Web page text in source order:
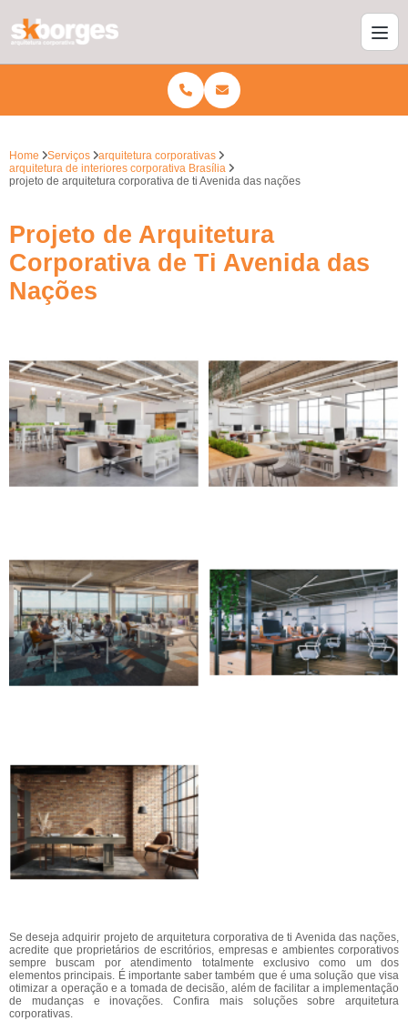
Home Serviços
arquitetura corporativas
arquitetura de interiores corporativa Brasília
projeto de arquitetura corporativa de ti Avenida das nações
Projeto de Arquitetura
Corporativa de Ti Avenida das
Nações
Se deseja adquirir projeto de arquitetura corporativa de ti Avenida das nações,
acredite que proprietários de escritórios, empresas e ambientes corporativos
sempre buscam por atendimento totalmente exclusivo como um dos
elementos principais. É importante saber também que é uma solução que visa
otimizar a operação e a tomada de decisão, além de facilitar a implementação
de mudanças e inovações. Confira mais soluções sobre arquitetura
corporativas.